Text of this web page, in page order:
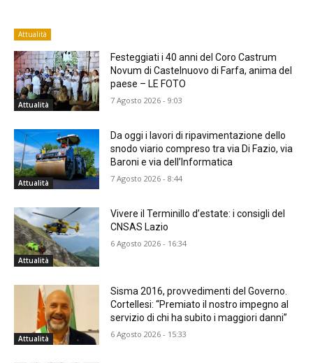
Attualità
Attualità
Festeggiati i 40 anni del Coro Castrum
Novum di Castelnuovo di Farfa, anima del
paese – LE FOTO
7 Agosto 2026 - 9:03
Attualità
Da oggi i lavori di ripavimentazione dello
snodo viario compreso tra via Di Fazio, via
Baroni e via dell’Informatica
7 Agosto 2026 - 8:44
Attualità
Vivere il Terminillo d’estate: i consigli del
CNSAS Lazio
6 Agosto 2026 - 16:34
Attualità
Sisma 2016, provvedimenti del Governo.
Cortellesi: “Premiato il nostro impegno al
servizio di chi ha subito i maggiori danni”
6 Agosto 2026 - 15:33